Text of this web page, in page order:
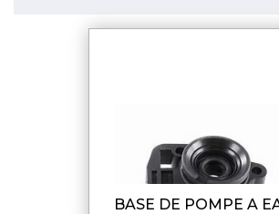
BASE DE POMPE A EAU